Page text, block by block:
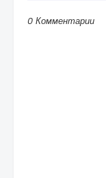
0 Комментарии